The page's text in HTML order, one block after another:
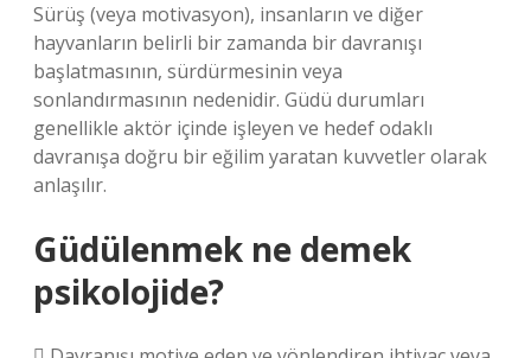
Sürüş (veya motivasyon), insanların ve diğer
hayvanların belirli bir zamanda bir davranışı
başlatmasının, sürdürmesinin veya
sonlandırmasının nedenidir. Güdü durumları
genellikle aktör içinde işleyen ve hedef odaklı
davranışa doğru bir eğilim yaratan kuvvetler olarak
anlaşılır.
Güdülenmek ne demek
psikolojide?